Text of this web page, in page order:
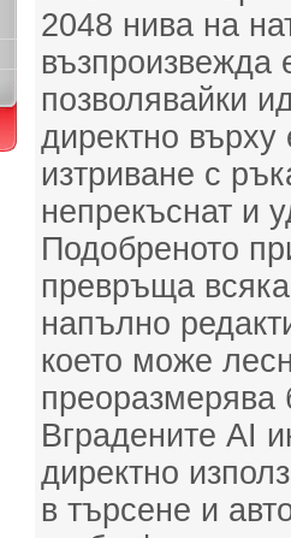
2048 нива на
възпроизвежда
позволявайки
директно върху
изтриване с
непрекъснат и
Подобрeното
превръща
напълно
което може
преоразмерява
Вградените AI
директно
в търсене и